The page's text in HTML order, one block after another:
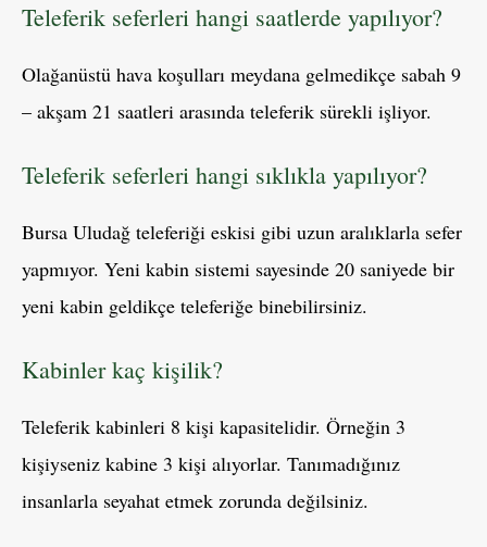
Teleferik seferleri hangi saatlerde yapılıyor?
Olağanüstü hava koşulları meydana gelmedikçe sabah 9
– akşam 21 saatleri arasında teleferik sürekli işliyor.
Teleferik seferleri hangi sıklıkla yapılıyor?
Bursa Uludağ teleferiği eskisi gibi uzun aralıklarla sefer
yapmıyor. Yeni kabin sistemi sayesinde 20 saniyede bir
yeni kabin geldikçe teleferiğe binebilirsiniz.
Kabinler kaç kişilik?
Teleferik kabinleri 8 kişi kapasitelidir. Örneğin 3
kişiyseniz kabine 3 kişi alıyorlar. Tanımadığınız
insanlarla seyahat etmek zorunda değilsiniz.